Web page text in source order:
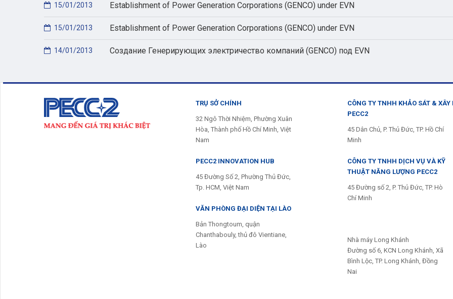
Establishment of Power Generation Corporations (GENCO) under EVN
15/01/2013
Establishment of Power Generation Corporations (GENCO) under EVN
15/01/2013
Создание Генерирующих электричество компаний (GENCO) под EVN
14/01/2013
TRỤ SỞ CHÍNH
32 Ngô Thời Nhiệm, Phường Xuân
Hòa, Thành phố Hồ Chí Minh, Việt
Nam
PECC2 INNOVATION HUB
45 Đường Số 2, Phường Thủ Đức,
Tp. HCM, Việt Nam
VĂN PHÒNG ĐẠI DIỆN TẠI LÀO
Bản Thongtoum, quận
Chanthabouly, thủ đô Vientiane,
Lào
CÔNG TY TNHH KHẢO SÁT & XÂY
PECC2
45 Dân Chủ, P. Thủ Đức, TP. Hồ Chí
Minh
CÔNG TY TNHH DỊCH VỤ VÀ KỸ
THUẬT NĂNG LƯỢNG PECC2
45 Đường số 2, P. Thủ Đức, TP. Hò
Chí Minh
Nhà máy Long Khánh
Đường số 6, KCN Long Khánh, Xã
Bình Lộc, TP. Long Khánh, Đồng
Nai